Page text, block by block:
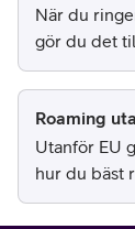
När du
gör du det
Roaming
Utanför EU
hur du bäst